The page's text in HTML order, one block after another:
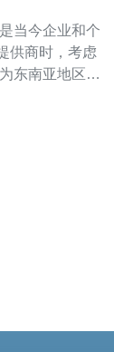
供商时，考虑